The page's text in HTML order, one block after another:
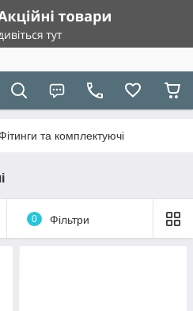
та комплектуючі
0 Фільтри